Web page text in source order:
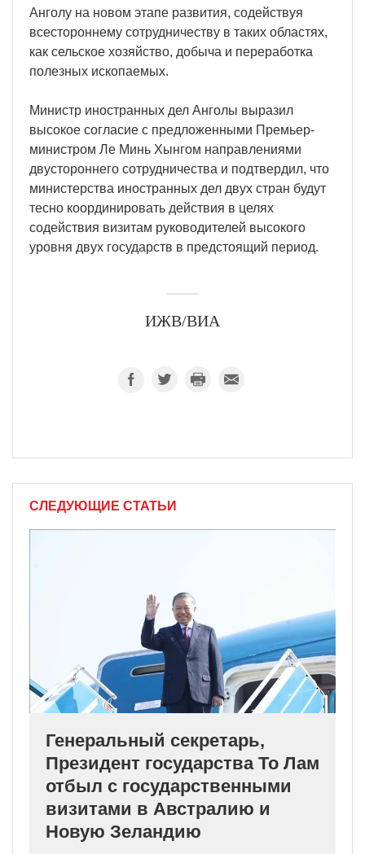
Анголу на новом этапе развития, содействуя
всестороннему сотрудничеству в таких областях,
как сельское хозяйство, добыча и переработка
полезных ископаемых.
Министр иностранных дел Анголы выразил
высокое согласие с предложенными Премьер-
министром Ле Минь Хынгом направлениями
двустороннего сотрудничества и подтвердил, что
министерства иностранных дел двух стран будут
тесно координировать действия в целях
содействия визитам руководителей высокого
уровня двух государств в предстоящий период.
ИЖВ/ВИА
СЛЕДУЮЩИЕ СТАТЬИ
Генеральный секретарь,
Президент государства То Лам
отбыл с государственными
визитами в Австралию и
Новую Зеландию